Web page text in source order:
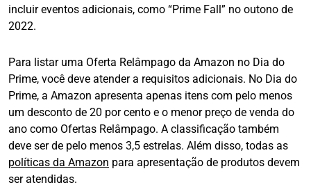
incluir eventos adicionais, como “Prime Fall” no outono de
2022.
Para listar uma Oferta Relâmpago da Amazon no Dia do
Prime, você deve atender a requisitos adicionais. No Dia do
Prime, a Amazon apresenta apenas itens com pelo menos
um desconto de 20 por cento e o menor preço de venda do
ano como Ofertas Relâmpago. A classificação também
deve ser de pelo menos 3,5 estrelas. Além disso, todas as
políticas da Amazon para apresentação de produtos devem
ser atendidas.